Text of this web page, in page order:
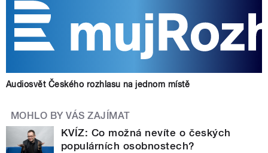
Audiosvět Českého rozhlasu na jednom místě
MOHLO BY VÁS ZAJÍMAT
KVÍZ: Co možná nevíte o českých
populárních osobnostech?